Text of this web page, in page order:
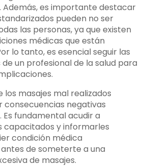
Además, es importante destacar
pueden no ser
las personas, ya que existen
médicas que están
lo tanto, es esencial seguir las
un profesional de la salud para
los masajes mal realizados
consecuencias negativas
Es fundamental acudir a
capacitados y informarles
condición médica
de someterte a una
de masajes.